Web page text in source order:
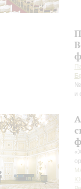
№
и